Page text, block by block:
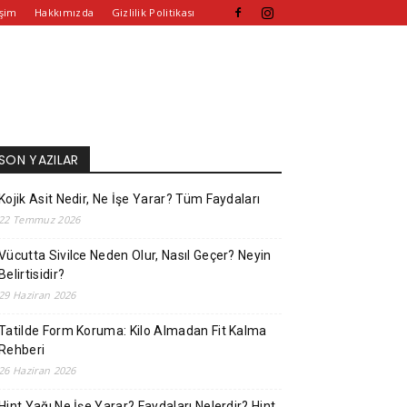
Hakkımızda Gizlilik Politikası
YAZILAR
Kojik Asit Nedir, Ne İşe Yarar? Tüm Faydaları
22 Temmuz 2026
Sivilce Neden Olur, Nasıl Geçer? Neyin
Belirtisidir?
29 Haziran 2026
Form Koruma: Kilo Almadan Fit Kalma
Rehberi
26 Haziran 2026